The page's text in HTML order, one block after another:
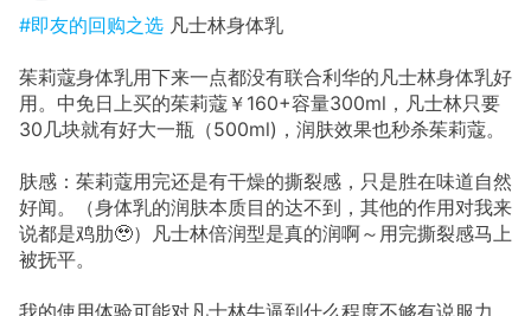
#即友的回购之选 凡士林身体乳
茱莉蔻身体乳用下来一点都没有联合利华的凡士林身体乳好
用。中免日上买的茱莉蔻￥160+容量300ml，凡士林只要
30几块就有好大一瓶（500ml)，润肤效果也秒杀茱莉蔻。
肤感：茱莉蔻用完还是有干燥的撕裂感，只是胜在味道自然
好闻。（身体乳的润肤本质目的达不到，其他的作用对我来
说都是鸡肋🥹）凡士林倍润型是真的润啊～用完撕裂感马上
被抚平。